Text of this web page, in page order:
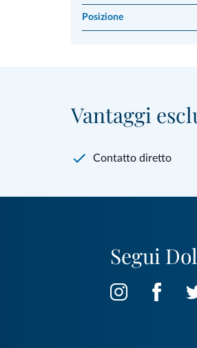
Posizione
Vantaggi
Contatto diretto
Segui